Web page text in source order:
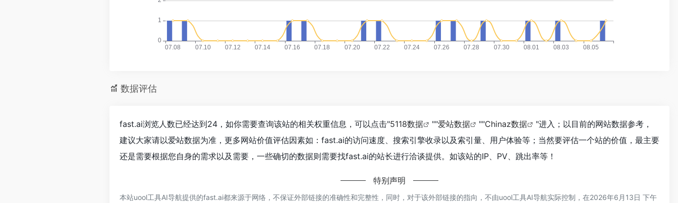
数据评估
fast.ai浏览人数已经达到24，如你需要查询该站的相关权重信息，可以点击"5118数据 ""爱站数据 ""Chinaz数据
"进入；以目前的网站数据参考，
建议大家请以爱站数据为准，更多网站价值评估因素如：fast.ai的访问速度、搜索引擎收录以及索引量、用户体验等；当然要评估一个站的价值，最主要
还是需要根据您自身的需求以及需要，一些确切的数据则需要找fast.ai的站长进行洽谈提供。如该站的IP、PV、跳出率等！
特别声明
本站uool工具AI导航提供的fast.ai都来源于网络，不保证外部链接的准确性和完整性，同时，对于该外部链接的指向，不由uool工具AI导航实际控制，在2026年6月13日 下午